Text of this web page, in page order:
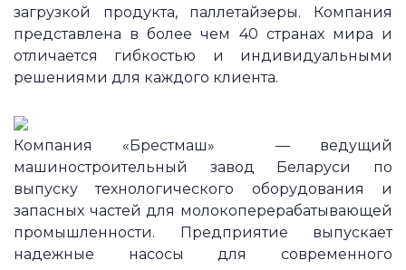
загрузкой продукта, паллетайзеры. Компания
представлена в более чем 40 странах мира и
отличается гибкостью и индивидуальными
решениями для каждого клиента.
Компания «Брестмаш» — ведущий
машиностроительный завод Беларуси по
выпуску технологического оборудования и
запасных частей для молокоперерабатывающей
промышленности. Предприятие выпускает
надежные насосы для современного